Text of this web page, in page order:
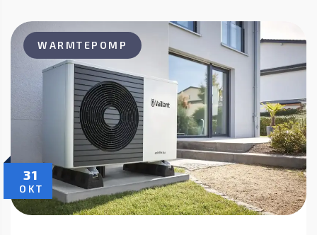
31
OKT
WARMTEPOMP